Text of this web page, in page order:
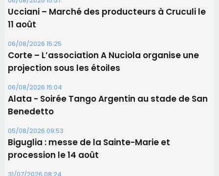
Les brèves
06/08/2026 15:57
Ucciani – Marché des producteurs à Cruculi le
11 août
06/08/2026 15:25
Corte – L’association A Nuciola organise une
projection sous les étoiles